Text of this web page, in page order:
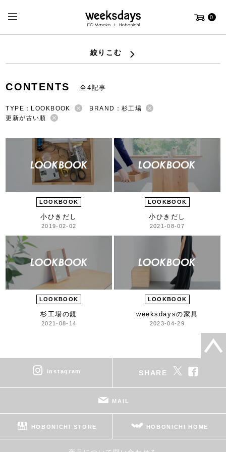
0
絞りこむ
CONTENTS 全4記事
TYPE：LOOKBOOK
BRAND：杉工場
更新が古い順
LOOKBOOK
小ひきだし
2019-02-02
LOOKBOOK
小ひきだし
2021-08-07
LOOKBOOK
杉工場の鏡
2021-08-14
LOOKBOOK
weeksdaysの家具
2023-04-29
instagram SHARE
MAIL
HOBONICHI STORE HOBONICHI HOME